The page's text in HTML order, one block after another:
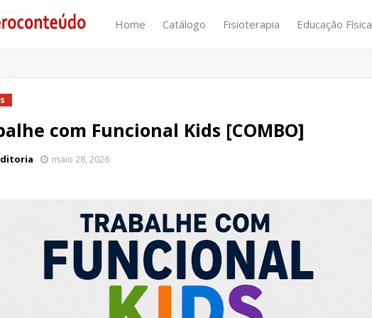
Home Catálogo Fisioterapia Educação Física
com Funcional Kids [COMBO]
maio 28, 2026